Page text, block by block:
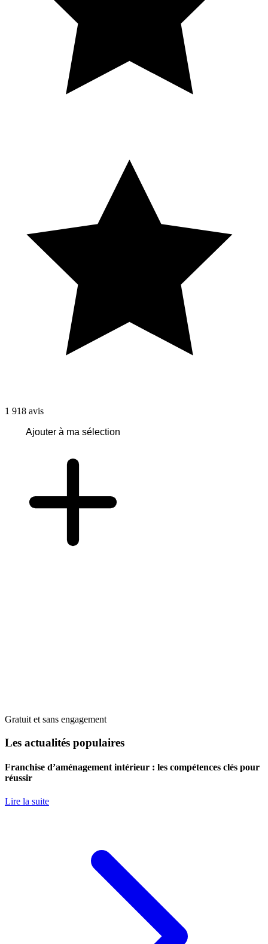
1 918 avis
Ajouter à ma sélection
Gratuit et sans engagement
Les actualités populaires
Franchise d’aménagement intérieur : les compétences clés pour
réussir
Lire la suite